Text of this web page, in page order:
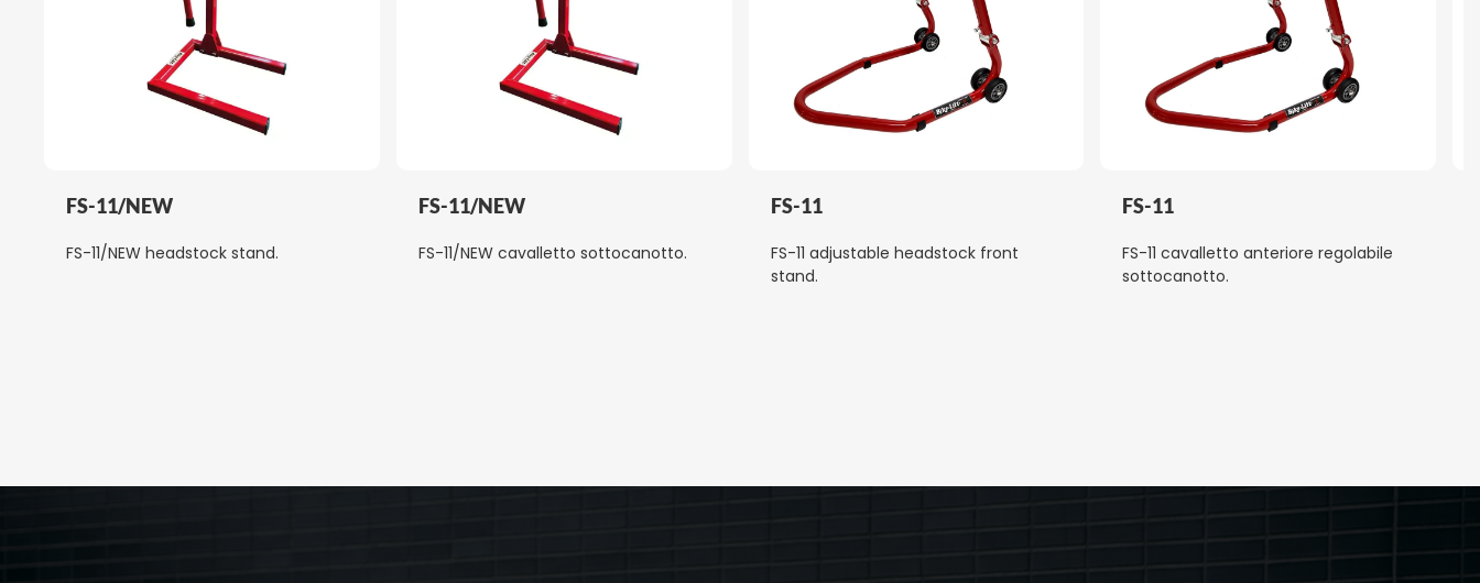
FS-11/NEW
FS-11/NEW headstock stand.
FS-11/NEW
FS-11/NEW cavalletto sottocanotto.
FS-11
FS-11 adjustable headstock front
stand.
FS-11
FS-11 cavalletto anteriore regolabile
sottocanotto.